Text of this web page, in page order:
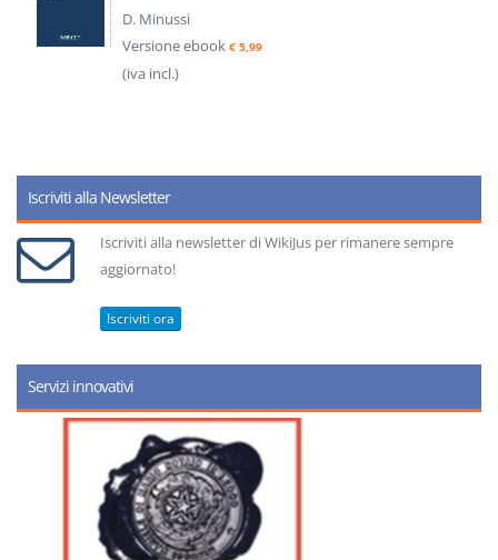
D. Minussi
Versione ebook € 5,99
(iva incl.)
Iscriviti alla Newsletter
Iscriviti alla newsletter di WikiJus per rimanere sempre
aggiornato!
Iscriviti ora
Servizi innovativi